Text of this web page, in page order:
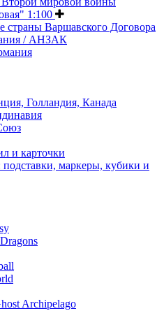
1:100
страны Варшавского Договора
/ АНЗАК
Голландия, Канада
и карточки
подставки, маркеры, кубики и
Archipelago